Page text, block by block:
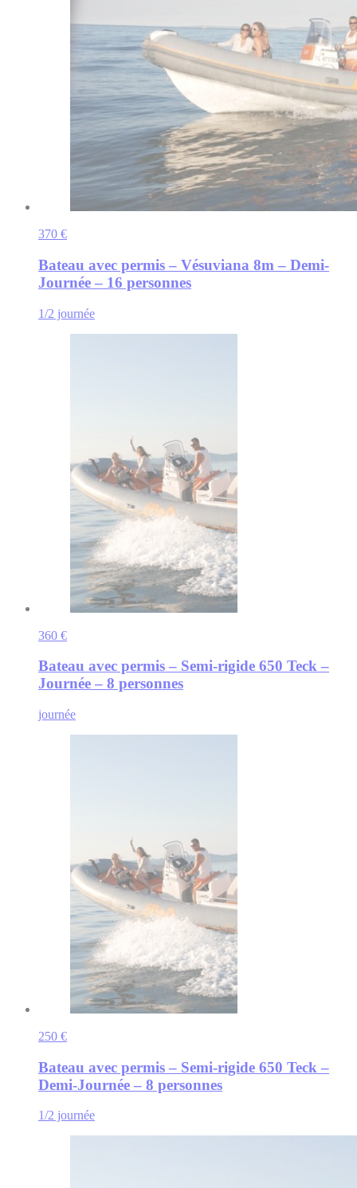
370 €
Bateau avec permis – Vésuviana 8m – Demi-
Journée – 16 personnes
1/2 journée
360 €
Bateau avec permis – Semi-rigide 650 Teck –
Journée – 8 personnes
journée
250 €
Bateau avec permis – Semi-rigide 650 Teck –
Demi-Journée – 8 personnes
1/2 journée